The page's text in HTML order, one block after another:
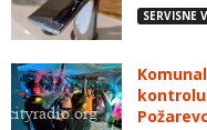
SERVISNE